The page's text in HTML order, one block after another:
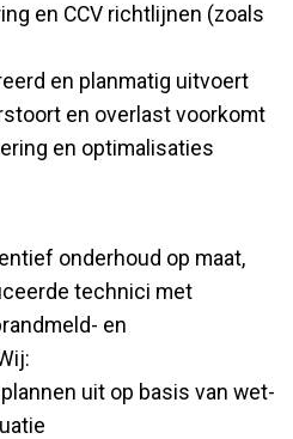
en CCV richtlijnen (zoals
en planmatig uitvoert
en overlast voorkomt
en optimalisaties
onderhoud op maat,
technici met
en
uit op basis van wet-